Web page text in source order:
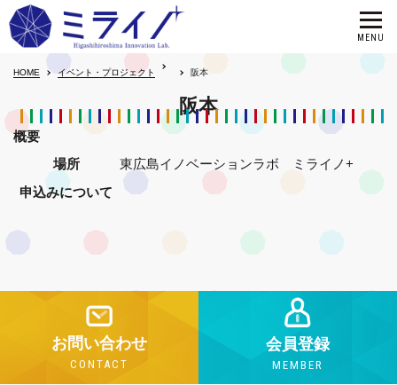
HOME イベント・プロジェクト 阪本
阪本
概要
場所
東広島イノベーションラボ ミライノ+
申込みについて
お問い合わせ
CONTACT
会員登録
MEMBER